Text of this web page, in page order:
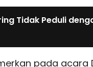
Tidak Peduli
pada acara